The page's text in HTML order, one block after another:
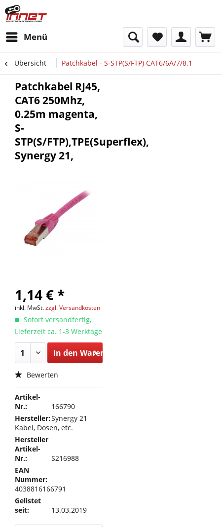
Menü
Übersicht Patchkabel - S-STP(S/FTP) CAT6/6A/7/8.1
Patchkabel RJ45,
CAT6 250Mhz,
0.25m magenta,
S-
STP(S/FTP),TPE(Superflex),
Synergy 21,
1,14 € *
inkl. MwSt.zzgl. Versandkosten
Sofort versandfertig,
Lieferzeit ca. 1-3 Werktage
In den Warenkorb
Bewerten
Artikel-
Nr.:
166790
Hersteller:Synergy 21
Kabel, Dosen, etc.
Hersteller
Artikel-
Nr.:
S216988
EAN
Nummer:
4038816166791
Gelistet
seit:
13.03.2019